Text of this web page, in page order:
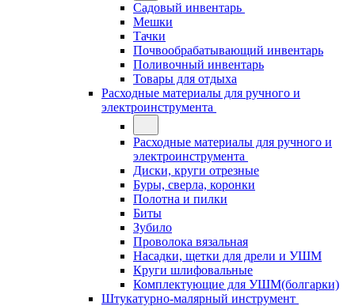
Садовый инвентарь
Мешки
Тачки
Почвообрабатывающий инвентарь
Поливочный инвентарь
Товары для отдыха
Расходные материалы для ручного и
электроинструмента
Расходные материалы для ручного и
электроинструмента
Диски, круги отрезные
Буры, сверла, коронки
Полотна и пилки
Биты
Зубило
Проволока вязальная
Насадки, щетки для дрели и УШМ
Круги шлифовальные
Комплектующие для УШМ(болгарки)
Штукатурно-малярный инструмент